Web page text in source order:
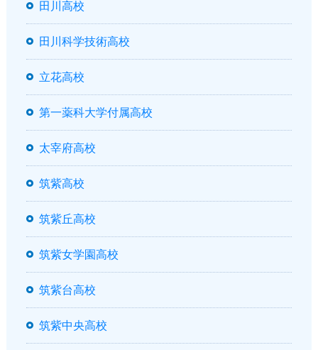
田川高校
田川科学技術高校
立花高校
第一薬科大学付属高校
太宰府高校
筑紫高校
筑紫丘高校
筑紫女学園高校
筑紫台高校
筑紫中央高校